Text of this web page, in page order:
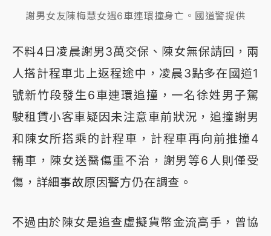
謝男女友陳梅慧女遇6車連環撞身亡。國道警提供
不料4日凌晨謝男3萬交保、陳女無保請回，兩
人搭計程車北上返程途中，凌晨3點多在國道1
號新竹段發生6車連環追撞，一名徐姓男子駕
駛租賃小客車疑因未注意車前狀況，追撞謝男
和陳女所搭乘的計程車，計程車再向前推撞4
輛車，陳女送醫傷重不治，謝男等6人則僅受
傷，詳細事故原因警方仍在調查。
不過由於陳女是追查虛擬貨幣金流高手，曾協